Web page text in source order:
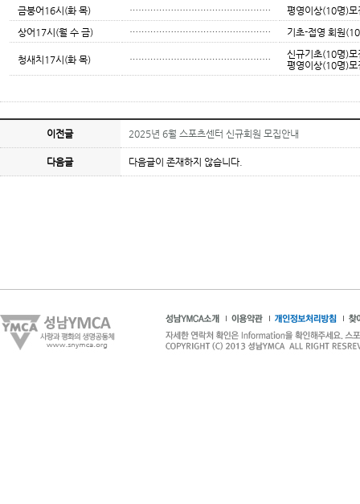
금붕어16시(화 목)
…………………………………………
평영이상(10명)모
상어17시(월 수 금)
………………………………………… 기초-접영 회원
청새치17시(화 목) …………………………………………
신규기초(10명)모
평영이상(10명)모
이전글 2025년 6월 스포츠센터 신규회원 모집안내
다음글 다음글이 존재하지 않습니다.